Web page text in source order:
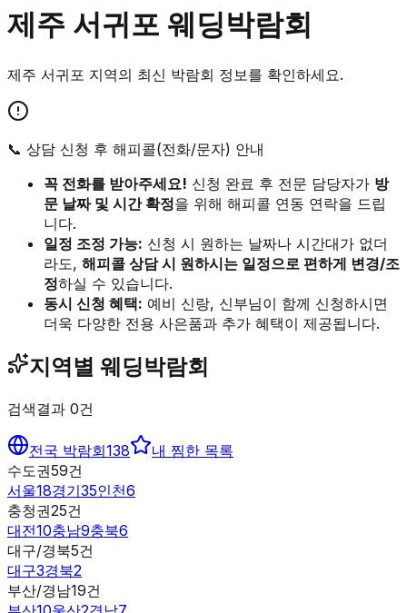
제주 서귀포 웨딩박람회
제주 서귀포 지역의 최신 박람회 정보를 확인하세요.
📞 상담 신청 후 해피콜(전화/문자) 안내
꼭 전화를 받아주세요! 신청 완료 후 전문 담당자가 방
문 날짜 및 시간 확정을 위해 해피콜 연동 연락을 드립
니다.
일정 조정 가능: 신청 시 원하는 날짜나 시간대가 없더
라도, 해피콜 상담 시 원하시는 일정으로 편하게 변경/조
정하실 수 있습니다.
동시 신청 혜택: 예비 신랑, 신부님이 함께 신청하시면
더욱 다양한 전용 사은품과 추가 혜택이 제공됩니다.
지역별 웨딩박람회
검색결과 0건
전국 박람회138
내 찜한 목록
수도권59건
서울18경기35인천6
충청권25건
대전10충남9충북6
대구/경북5건
대구3경북2
부산/경남19건